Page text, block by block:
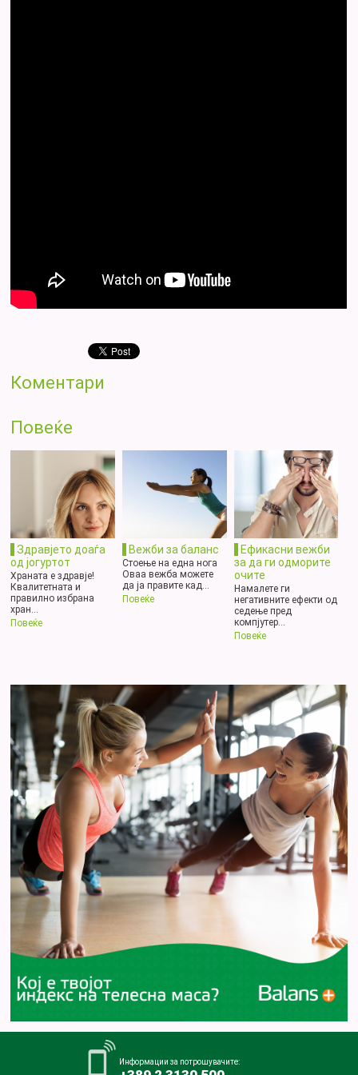
Коментари
Повеќе
Здравјето доаѓа
од јогуртот
Храната е здравје!
Квалитетната и
правилно избрана
хран...
Повеќе
Вежби за баланс
Стоење на една нога
Оваа вежба можете
да ја правите кад...
Повеќе
Ефикасни вежби
за да ги одморите
очите
Намалете ги
негативните ефекти од
седење пред
компјутер...
Повеќе
Информации за потрошувачите: